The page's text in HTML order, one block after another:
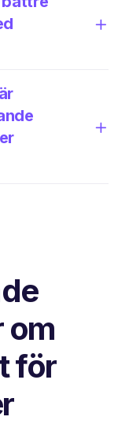
om
för